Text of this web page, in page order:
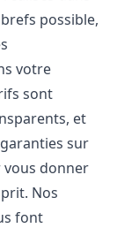
possible,
votre
sont
et
sur
vous donner
Nos
font